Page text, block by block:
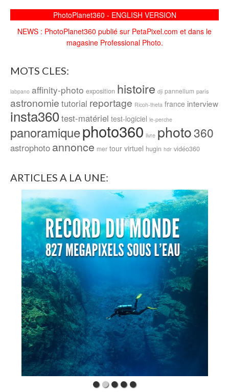
PhotoPlanet360 - ENGLISH VERSION
NEWS : PhotoPlanet360 publié sur PetaPixel.com et dans le
magasine Professional Photo.
MOTS CLES:
labpano affinity-photo exposition histoire dji pannellum paris
astronomie tutorial reportage Ricoh-theta france interview
insta360test-matériel test-logiciel le-perche
panoramiquephoto360 livre photo360
astrophoto annonce mer tour virtuel hugin hdr vidéo360
ARTICLES A LA UNE: